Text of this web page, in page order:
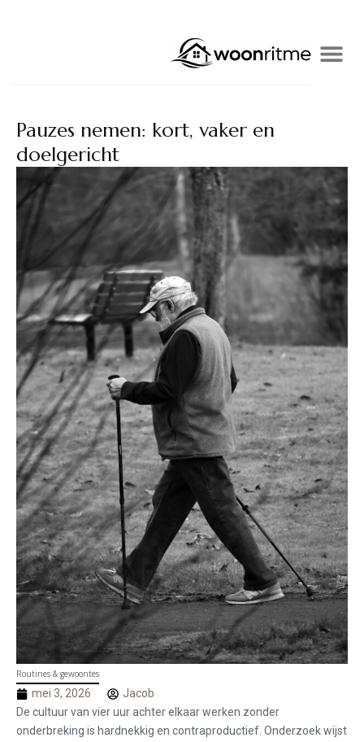
Pauzes nemen: kort, vaker en
doelgericht
Routines & gewoontes
mei 3, 2026
Jacob
De cultuur van vier uur achter elkaar werken zonder
onderbreking is hardnekkig en contraproductief. Onderzoek wijst